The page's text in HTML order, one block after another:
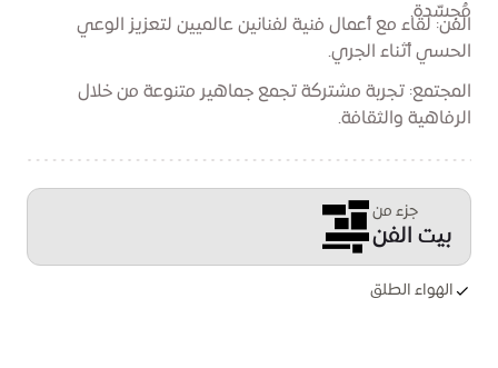
مُجسّدة.
الفن: لقاء مع أعمال فنية لفنانين عالميين لتعزيز الوعي
الحسي أثناء الجري.
المجتمع: تجربة مشتركة تجمع جماهير متنوعة من خلال
الرفاهية والثقافة.
جزء من
بيت الفن
الهواء الطلق